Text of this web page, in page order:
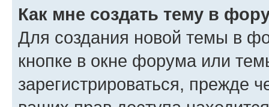
Как мне создать тему в
Для создания новой темы в
кнопке в окне форума или
зарегистрироваться, прежде